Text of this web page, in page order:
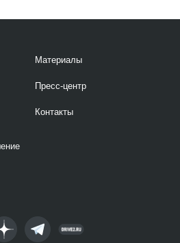
Материалы
Пресс-центр
Контакты